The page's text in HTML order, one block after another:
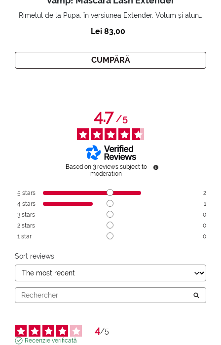
Rimelul de la Pupa, în versiunea Extender. Volum și alungire 3D. Gene amplificate și ridicate la infinit.
Lei 83,00
CUMPĂRĂ
4.7/5
Based on 3 reviews subject to
moderation
5 stars
2
4 stars
1
3 stars
0
2 stars
0
1 star 0
Sort reviews
4/5
Recenzie verificată